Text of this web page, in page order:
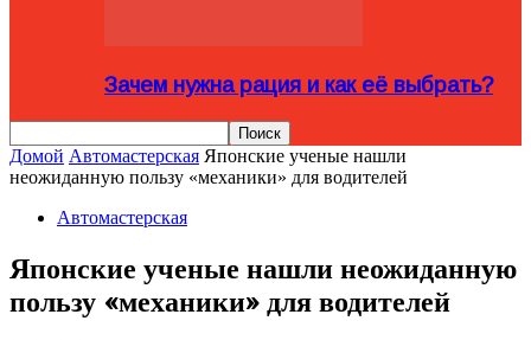
Зачем нужна рация и как её выбрать?
Домой Автомастерская Японские ученые нашли
неожиданную пользу «механики» для водителей
Автомастерская
Японские ученые нашли неожиданную
пользу «механики» для водителей